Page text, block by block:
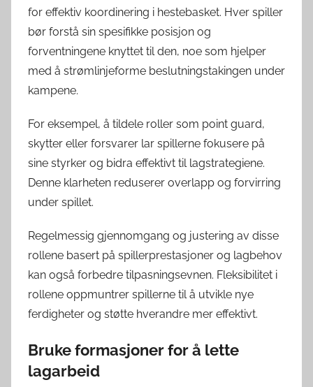
for effektiv koordinering i hestebasket. Hver spiller
bør forstå sin spesifikke posisjon og
forventningene knyttet til den, noe som hjelper
med å strømlinjeforme beslutningstakingen under
kampene.
For eksempel, å tildele roller som point guard,
skytter eller forsvarer lar spillerne fokusere på
sine styrker og bidra effektivt til lagstrategiene.
Denne klarheten reduserer overlapp og forvirring
under spillet.
Regelmessig gjennomgang og justering av disse
rollene basert på spillerprestasjoner og lagbehov
kan også forbedre tilpasningsevnen. Fleksibilitet i
rollene oppmuntrer spillerne til å utvikle nye
ferdigheter og støtte hverandre mer effektivt.
Bruke formasjoner for å lette
lagarbeid